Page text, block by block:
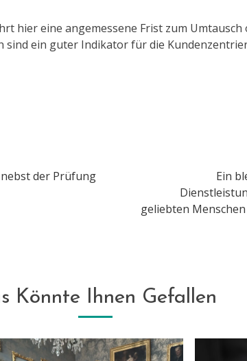
hier eine angemessene Frist zum Umtausch
sind ein guter Indikator für die
nebst der Prüfung
Ein
geliebten
Könnte Ihnen Gefallen